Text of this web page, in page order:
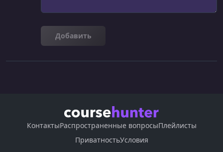
Добавить
КонтактыРаспространенные вопросыПлейлисты
ПриватностьУсловия